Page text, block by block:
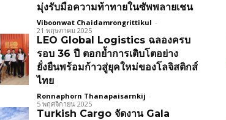
มุ่งรับมือความท้าทายในซัพพลายเชน
Viboonwat Chaidamrongrittikul -
21 พฤษภาคม 2025
LEO Global Logistics ฉลองครบ
รอบ 36 ปี ตอกย้ำการเติบโตอย่าง
ยั่งยืนพร้อมก้าวสู่ยุคใหม่ของโลจิสติกส์
ไทย
Ronnaphorn Thanapaisarnkij -
5 พฤศจิกายน 2025
Turkish Cargo จัดงาน Gala